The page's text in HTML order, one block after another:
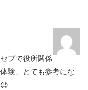
ブで役所関係
験、とても参考にな